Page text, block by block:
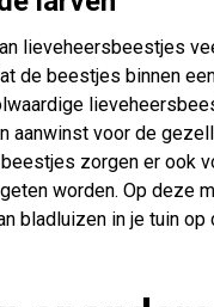
lieveheersbeestjes
de beestjes binnen
aanwinst voor de
zorgen er ook
worden. Op deze
bladluizen in je tuin op